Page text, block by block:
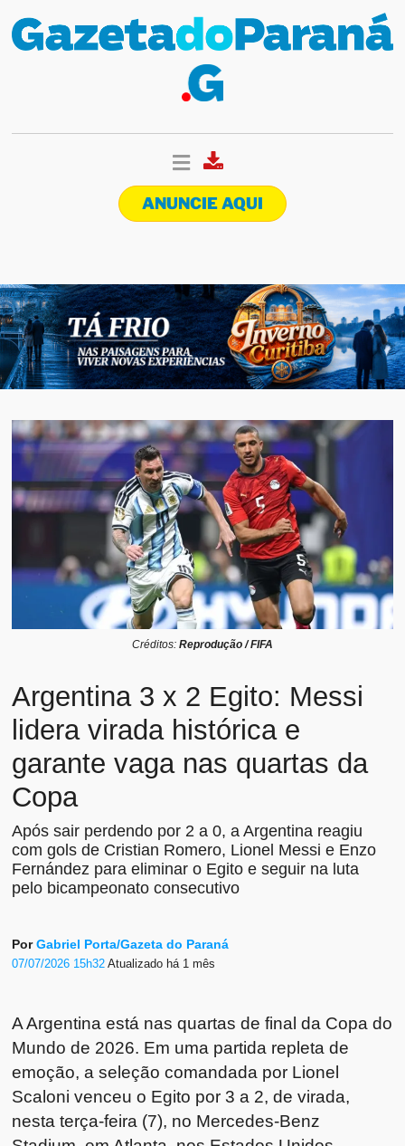
ANUNCIE AQUI
Créditos: Reprodução / FIFA
Argentina 3 x 2 Egito: Messi
lidera virada histórica e
garante vaga nas quartas da
Copa
Após sair perdendo por 2 a 0, a Argentina reagiu
com gols de Cristian Romero, Lionel Messi e Enzo
Fernández para eliminar o Egito e seguir na luta
pelo bicampeonato consecutivo
PorGabriel Porta/Gazeta do Paraná
07/07/2026 15h32Atualizado há 1 mês
A Argentina está nas quartas de final da Copa do
Mundo de 2026. Em uma partida repleta de
emoção, a seleção comandada por Lionel
Scaloni venceu o Egito por 3 a 2, de virada,
nesta terça-feira (7), no Mercedes-Benz